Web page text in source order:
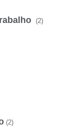
(2)
(2)